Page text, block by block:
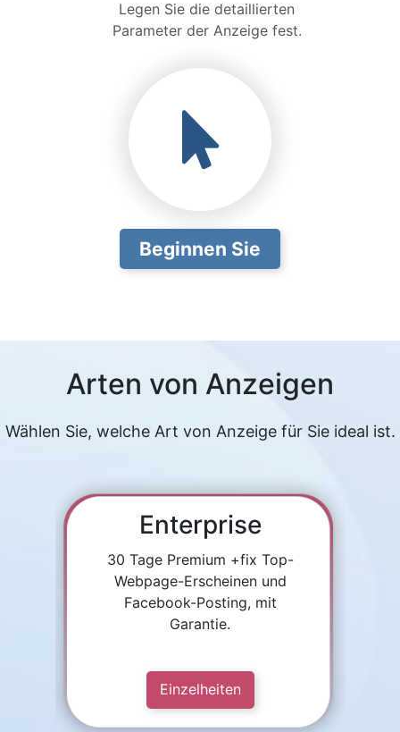
Legen Sie die detaillierten
Parameter der Anzeige fest.
Beginnen Sie
Arten von Anzeigen
Wählen Sie, welche Art von Anzeige für Sie ideal ist.
Enterprise
30 Tage Premium +fix Top-
Webpage-Erscheinen und
Facebook-Posting, mit
Garantie.
Einzelheiten